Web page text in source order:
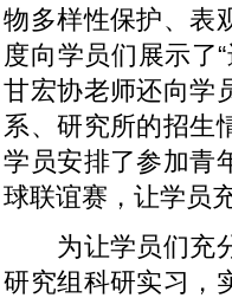
物多样性保护、表
度向学员们展示了
甘宏协老师还向学
系、研究所的招生
学员安排了参加青
球联谊赛，让学员
为让学员们充分
研究组科研实习，